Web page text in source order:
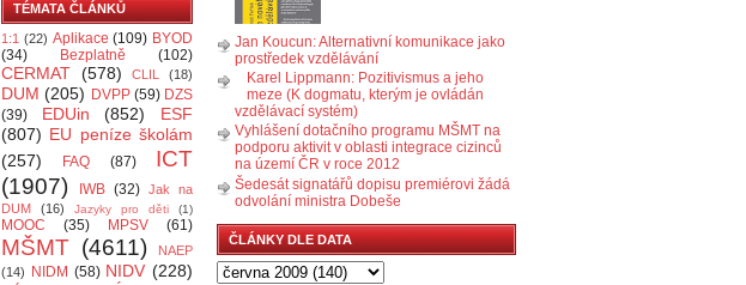
TÉMATA ČLÁNKŮ
1:1 (22) Aplikace (109) BYOD
(34)
Bezplatně (102)
CERMAT (578) CLIL (18)
DUM (205) DVPP (59) DZS
(39)
EDUin (852)
ESF
(807) EU peníze školám
(257)
FAQ (87)
ICT
(1907)
IWB (32) Jak na
DUM
(16) Jazyky pro děti (1)
MOOC (35) MPSV (61)
MŠMT (4611)
NAEP
(14)
NIDM (58) NIDV (228)
Jan Koucun: Alternativní komunikace jako
prostředek vzdělávání
Karel Lippmann: Pozitivismus a jeho
meze (K dogmatu, kterým je ovládán
vzdělávací systém)
Vyhlášení dotačního programu MŠMT na
podporu aktivit v oblasti integrace cizinců
na území ČR v roce 2012
Šedesát signatářů dopisu premiérovi žádá
odvolání ministra Dobeše
ČLÁNKY DLE DATA